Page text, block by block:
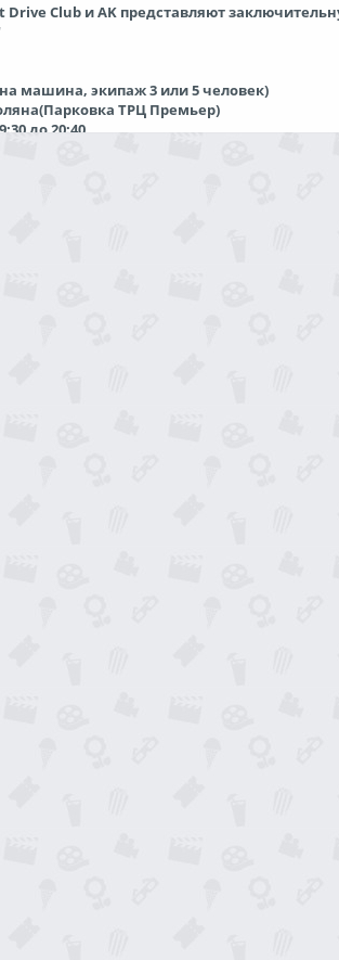
»
Drive Club и AK представляют
машина, экипаж 3 или 5 человек)
ТРЦ Премьер)
до 20:40